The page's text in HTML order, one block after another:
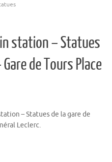
station – Statues
de Tours Place
– Statues de la gare de
Leclerc.